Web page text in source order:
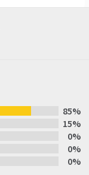
85%
15%
0%
0%
0%